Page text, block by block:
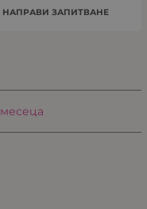
НАПРАВИ ЗАПИТВАНЕ